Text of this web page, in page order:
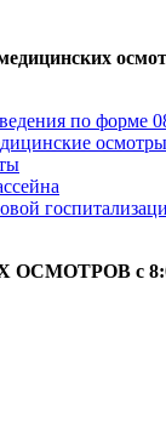
по форме
осмотры
с